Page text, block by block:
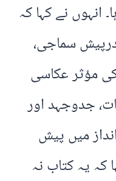
انہوں نے کہا کہ
درپیش سماجی،
مؤثر عکاسی
جدوجہد اور
میں پیش
کہ یہ کتاب نہ